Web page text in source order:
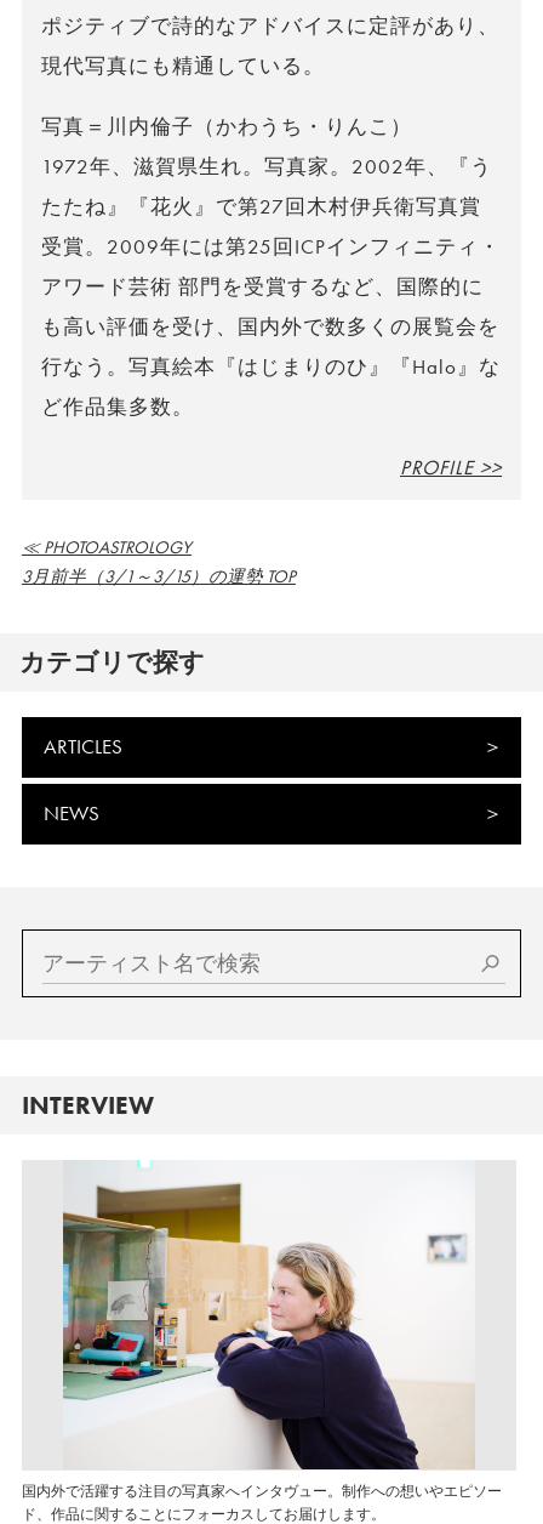
ポジティブで詩的なアドバイスに定評があり、
現代写真にも精通している。
写真＝川内倫子（かわうち・りんこ）
1972年、滋賀県生れ。写真家。2002年、『う
たたね』『花火』で第27回木村伊兵衛写真賞
受賞。2009年には第25回ICPインフィニティ・
アワード芸術 部門を受賞するなど、国際的に
も高い評価を受け、国内外で数多くの展覧会を
行なう。写真絵本『はじまりのひ』『Halo』な
ど作品集多数。
PROFILE >>
≪ PHOTOASTROLOGY
3月前半（3/1～3/15）の運勢 TOP
カテゴリで探す
ARTICLES
NEWS
INTERVIEW
国内外で活躍する注目の写真家へインタヴュー。制作への想いやエピソー
ド、作品に関することにフォーカスしてお届けします。